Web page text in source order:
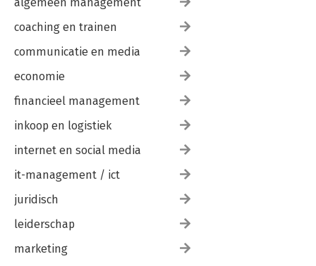
coaching en trainen
communicatie en media
economie
financieel management
inkoop en logistiek
internet en social media
it-management / ict
juridisch
leiderschap
marketing